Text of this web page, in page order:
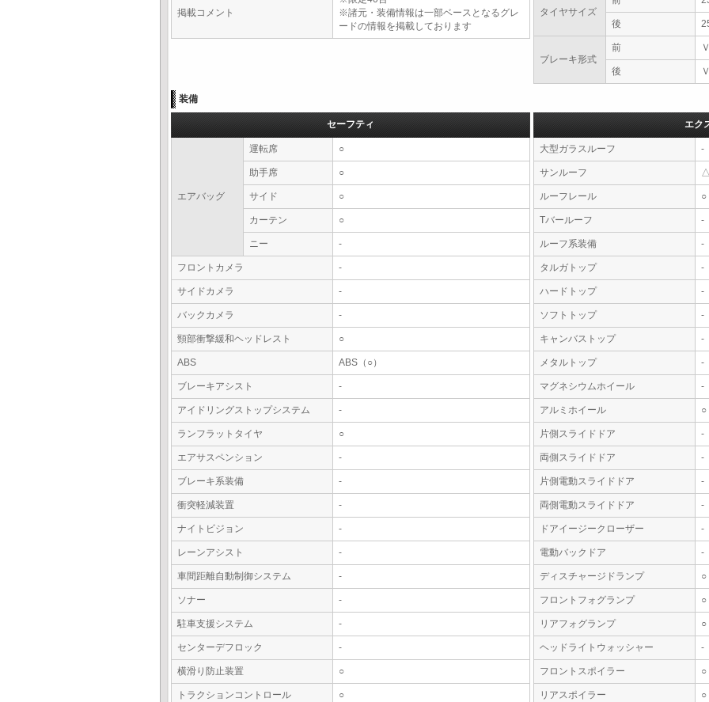
掲載コメント
※諸元・装備情報は一部ベースとなるグレ
ードの情報を掲載しております
タイヤサイズ
後
ブレーキ形式
前
後
装備
セーフティ
エアバッグ
運転席 ○
助手席 ○
サイド ○
カーテン ○
ニー -
フロントカメラ -
サイドカメラ -
バックカメラ -
頸部衝撃緩和ヘッドレスト ○
ABS ABS（○）
ブレーキアシスト -
アイドリングストップシステム -
ランフラットタイヤ ○
エアサスペンション -
ブレーキ系装備 -
衝突軽減装置 -
ナイトビジョン -
レーンアシスト -
車間距離自動制御システム -
ソナー -
駐車支援システム -
センターデフロック -
横滑り防止装置 ○
トラクションコントロール ○
エク
大型ガラスルーフ -
サンルーフ △
ルーフレール ○
Tバールーフ -
ルーフ系装備 -
タルガトップ -
ハードトップ -
ソフトトップ -
キャンバストップ -
メタルトップ -
マグネシウムホイール -
アルミホイール ○
片側スライドドア -
両側スライドドア -
片側電動スライドドア -
両側電動スライドドア -
ドアイージークローザー -
電動バックドア -
ディスチャージドランプ ○
フロントフォグランプ ○
リアフォグランプ ○
ヘッドライトウォッシャー -
フロントスポイラー ○
リアスポイラー ○